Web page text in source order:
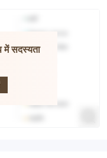
सदस्यता